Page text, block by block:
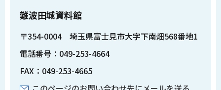
難波田城資料館
〒354-0004 埼玉県富士見市大字下南畑568番地1
電話番号：049-253-4664
FAX：049-253-4665